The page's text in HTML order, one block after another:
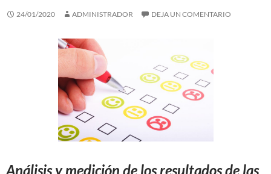
24/01/2020 ADMINISTRADOR DEJA UN COMENTARIO
Análisis y medición de los resultados de las